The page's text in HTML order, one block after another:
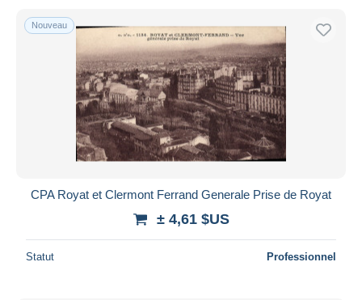
Nouveau
CPA Royat et Clermont Ferrand Generale Prise de Royat
± 4,61 $US
Statut Professionnel